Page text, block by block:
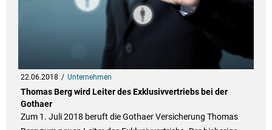
22.06.2018 Unternehmen
Thomas Berg wird Leiter des Exklusivvertriebs bei der
Gothaer
Zum 1. Juli 2018 beruft die Gothaer Versicherung Thomas